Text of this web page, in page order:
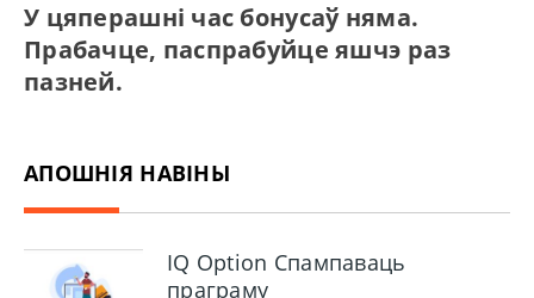
У цяперашні час бонусаў няма.
Прабачце, паспрабуйце яшчэ раз
пазней.
АПОШНІЯ НАВІНЫ
IQ Option Спампаваць
праграму